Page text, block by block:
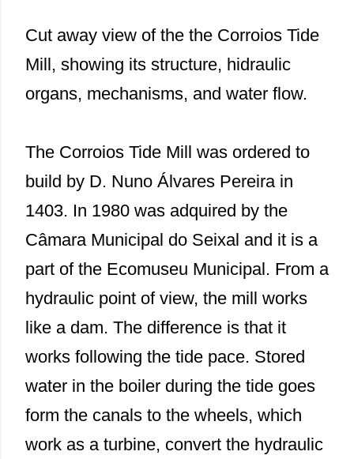
Cut away view of the the Corroios Tide
Mill, showing its structure, hidraulic
organs, mechanisms, and water flow.
The Corroios Tide Mill was ordered to
build by D. Nuno Álvares Pereira in
1403. In 1980 was adquired by the
Câmara Municipal do Seixal and it is a
part of the Ecomuseu Municipal. From a
hydraulic point of view, the mill works
like a dam. The difference is that it
works following the tide pace. Stored
water in the boiler during the tide goes
form the canals to the wheels, which
work as a turbine, convert the hydraulic